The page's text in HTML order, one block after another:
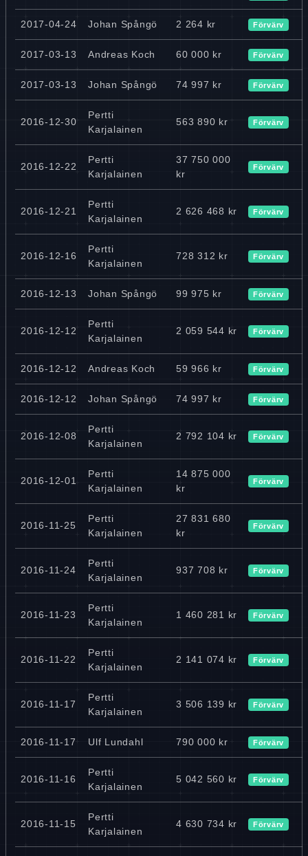
2017-04-24 Johan Spångö 2 264 kr Förvärv
2017-03-13 Andreas Koch 60 000 kr Förvärv
2017-03-13 Johan Spångö 74 997 kr Förvärv
2016-12-30
Pertti
Karjalainen
563 890 kr Förvärv
2016-12-22
Pertti
Karjalainen
37 750 000
kr
Förvärv
2016-12-21
Pertti
Karjalainen
2 626 468 kr Förvärv
2016-12-16
Pertti
Karjalainen
728 312 kr Förvärv
2016-12-13 Johan Spångö 99 975 kr Förvärv
2016-12-12
Pertti
Karjalainen
2 059 544 kr Förvärv
2016-12-12 Andreas Koch 59 966 kr Förvärv
2016-12-12 Johan Spångö 74 997 kr Förvärv
2016-12-08
Pertti
Karjalainen
2 792 104 kr Förvärv
2016-12-01
Pertti
Karjalainen
14 875 000
kr
Förvärv
2016-11-25
Pertti
Karjalainen
27 831 680
kr
Förvärv
2016-11-24
Pertti
Karjalainen
937 708 kr Förvärv
2016-11-23
Pertti
Karjalainen
1 460 281 kr Förvärv
2016-11-22
Pertti
Karjalainen
2 141 074 kr Förvärv
2016-11-17
Pertti
Karjalainen
3 506 139 kr Förvärv
2016-11-17 Ulf Lundahl 790 000 kr Förvärv
2016-11-16
Pertti
Karjalainen
5 042 560 kr Förvärv
2016-11-15
Pertti
Karjalainen
4 630 734 kr Förvärv